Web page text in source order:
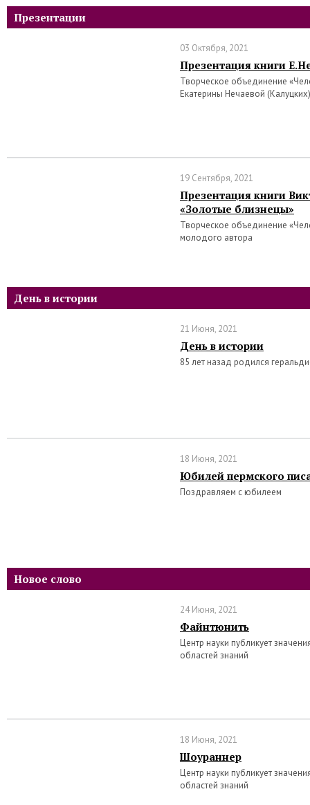
Презентации
03 Октября, 2021
Презентация книги
Творческое объединение
Екатерины Нечаевой
19 Сентября, 2021
Презентация книги
«Золотые близнецы»
Творческое объединение
молодого автора
День в истории
21 Июня, 2021
День в истории
85 лет назад родился
18 Июня, 2021
Юбилей пермского
Поздравляем с юбилеем
Новое слово
24 Июня, 2021
Файнтюнить
Центр науки публикует
областей знаний
18 Июня, 2021
Шоураннер
Центр науки публикует
областей знаний